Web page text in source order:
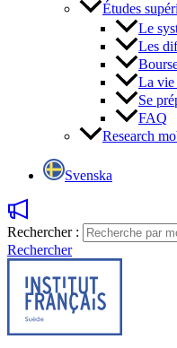
Études
Le
Les
La vie
Se
FAQ
Research
Svenska
Rechercher :
Rechercher